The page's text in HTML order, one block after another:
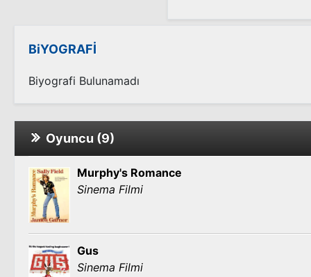
BiYOGRAFİ
Biyografi Bulunamadı
Oyuncu (9)
Murphy's Romance
Sinema Filmi
Gus
Sinema Filmi